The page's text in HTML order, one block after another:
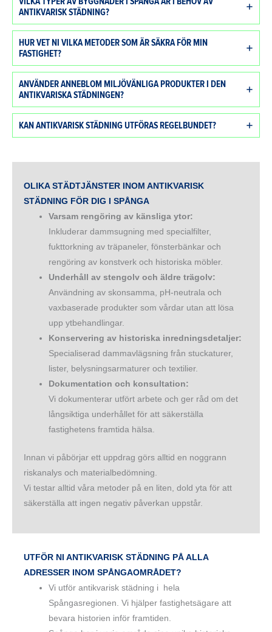
ANTIKVARISK STÄDNING?
HUR VET NI VILKA METODER SOM ÄR SÄKRA FÖR MIN
FASTIGHET?
ANVÄNDER ANNEBLOM MILJÖVÄNLIGA PRODUKTER I DEN
ANTIKVARISKA STÄDNINGEN?
KAN ANTIKVARISK STÄDNING UTFÖRAS REGELBUNDET?
OLIKA STÄDTJÄNSTER INOM ANTIKVARISK
STÄDNING FÖR DIG ISPÅNGA
Varsam rengöring av känsliga ytor:
Inkluderar dammsugning med specialfilter,
fukttorkning av träpaneler, fönsterbänkar och
rengöring av konstverk och historiska möbler.
Underhåll av stengolv och äldre trägolv:
Användning av skonsamma, pH-neutrala och
vaxbaserade produkter som vårdar utan att lösa
upp ytbehandlingar.
Konservering av historiska inredningsdetaljer:
Specialiserad dammavlägsning från stuckaturer,
lister, belysningsarmaturer och textilier.
Dokumentation och konsultation:
Vi dokumenterar utfört arbete och ger råd om det
långsiktiga underhållet för att säkerställa
fastighetens framtida hälsa.
Innan vi påbörjar ett uppdrag görs alltid en noggrann
riskanalys och materialbedömning.
Vi testar alltid våra metoder på en liten, dold yta för att
säkerställa att ingen negativ påverkan uppstår.
UTFÖR NI ANTIKVARISK STÄDNING PÅ ALLA
ADRESSER INOM SPÅNGAOMRÅDET?
Vi utför antikvarisk städning i hela
Spångasregionen. Vi hjälper fastighetsägare att
bevara historien inför framtiden.